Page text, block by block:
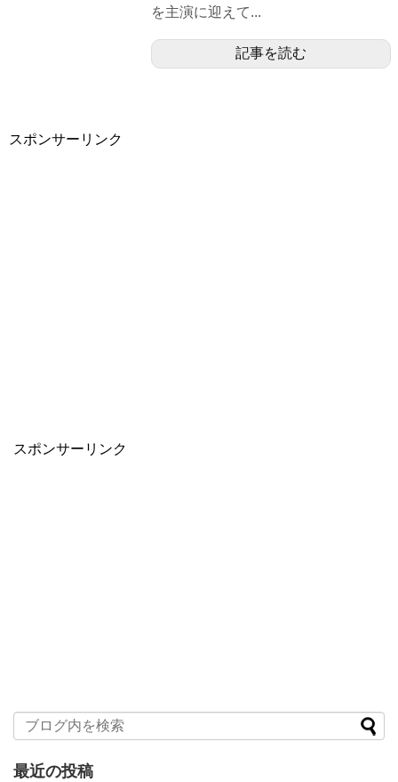
を主演に迎えて...
記事を読む
スポンサーリンク
スポンサーリンク
最近の投稿